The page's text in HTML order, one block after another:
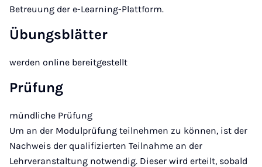
Betreuung der e-Learning-Plattform.
Übungsblätter
werden online bereitgestellt
Prüfung
mündliche Prüfung
Um an der Modulprüfung teilnehmen zu können, ist der
Nachweis der qualifizierten Teilnahme an der
Lehrveranstaltung notwendig. Dieser wird erteilt, sobald